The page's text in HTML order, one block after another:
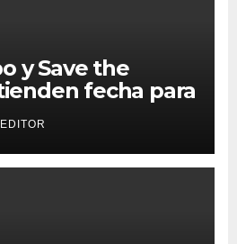
y Save the
fecha para
de
EDITOR